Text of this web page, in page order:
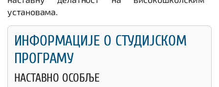
установама.
ИНФОРМАЦИЈЕ О СТУДИЈСКОМ
ПРОГРАМУ
НАСТАВНО ОСОБЉЕ